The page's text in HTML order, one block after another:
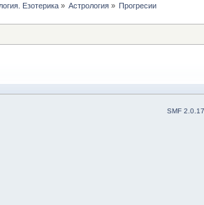
Езотерика» Астрология» Прогресии
SMF 2.0.17